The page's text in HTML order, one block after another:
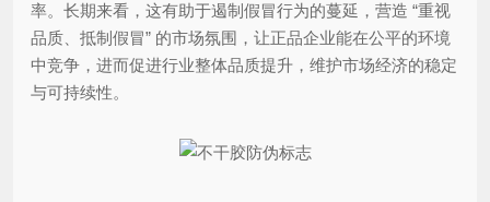
率。长期来看，这有助于遏制假冒行为的蔓延，营造 “重视
品质、抵制假冒” 的市场氛围，让正品企业能在公平的环境
中竞争，进而促进行业整体品质提升，维护市场经济的稳定
与可持续性。